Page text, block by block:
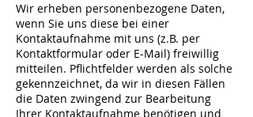
Wir erheben personenbezogene Daten,
wenn Sie uns diese bei einer
Kontaktaufnahme mit uns (z.B. per
Kontaktformular oder E-Mail) freiwillig
mitteilen. Pflichtfelder werden als solche
gekennzeichnet, da wir in diesen Fällen
die Daten zwingend zur Bearbeitung
Ihrer Kontaktaufnahme benötigen und